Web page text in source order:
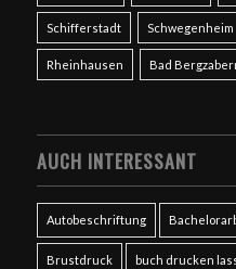
Schifferstadt Schwegenheim
Rheinhausen Bad
AUCH INTERESSANT
Autobeschriftung
Brustdruck buch drucken